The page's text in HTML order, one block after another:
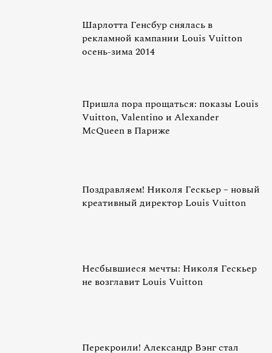
Шарлотта Генсбур снялась в
рекламной кампании Louis Vuitton
осень-зима 2014
Пришла пора прощаться: показы Louis
Vuitton, Valentino и Alexander
McQueen в Париже
Поздравляем! Николя Гескьер – новый
креативный директор Louis Vuitton
Несбывшиеся мечты: Николя Гескьер
не возглавит Louis Vuitton
Перекроили! Александр Вэнг стал